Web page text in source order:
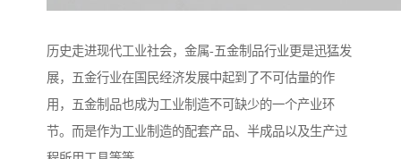
历史走进现代工业社会，金属-五金制品行业更是迅猛发
展，五金行业在国民经济发展中起到了不可估量的作
用，五金制品也成为工业制造不可缺少的一个产业环
节。而是作为工业制造的配套产品、半成品以及生产过